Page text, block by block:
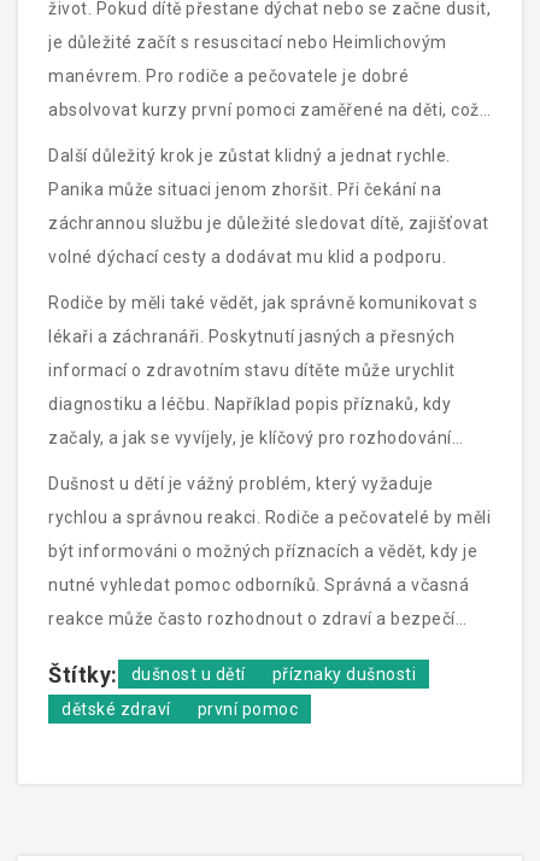
život. Pokud dítě přestane dýchat nebo se začne dusit,
je důležité začít s resuscitací nebo Heimlichovým
manévrem. Pro rodiče a pečovatele je dobré
absolvovat kurzy první pomoci zaměřené na děti, což
je může připravit na nečekané situace.
Další důležitý krok je zůstat klidný a jednat rychle.
Panika může situaci jenom zhoršit. Při čekání na
záchrannou službu je důležité sledovat dítě, zajišťovat
volné dýchací cesty a dodávat mu klid a podporu.
Rodiče by měli také vědět, jak správně komunikovat s
lékaři a záchranáři. Poskytnutí jasných a přesných
informací o zdravotním stavu dítěte může urychlit
diagnostiku a léčbu. Například popis příznaků, kdy
začaly, a jak se vyvíjely, je klíčový pro rozhodování
lékařů.
Dušnost u dětí je vážný problém, který vyžaduje
rychlou a správnou reakci. Rodiče a pečovatelé by měli
být informováni o možných příznacích a vědět, kdy je
nutné vyhledat pomoc odborníků. Správná a včasná
reakce může často rozhodnout o zdraví a bezpečí
Štítky: dušnost u dětí
příznaky dušnosti
dětské zdraví
první pomoc